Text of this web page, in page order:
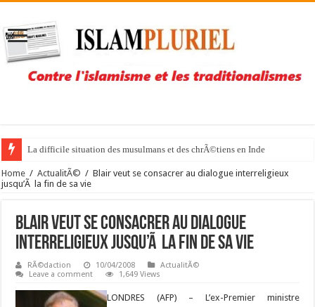
La difficile situation des musulmans et des chrÃ©tiens en Inde
Home / ActualitÃ© / Blair veut se consacrer au dialogue interreligieux
jusqu’Ã la fin de sa vie
Blair veut se consacrer au dialogue
interreligieux jusqu’Ã la fin de sa vie
RÃ©daction 10/04/2008
ActualitÃ©
Leave a comment
1,649 Views
LONDRES (AFP) – L’ex-Premier ministre